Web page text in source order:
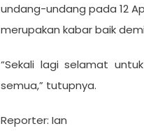
undang-undang pada 12
merupakan kabar baik
“Sekali lagi selamat
semua,” tutupnya.
Reporter: Ian